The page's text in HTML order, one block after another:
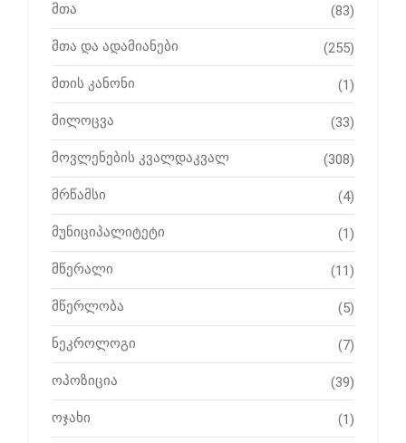
მთა (83)
მთა და ადამიანები (255)
მთის კანონი (1)
მილოცვა (33)
მოვლენების კვალდაკვალ (308)
მრწამსი (4)
მუნიციპალიტეტი (1)
მწერალი (11)
მწერლობა (5)
ნეკროლოგი (7)
ოპოზიცია (39)
ოჯახი (1)